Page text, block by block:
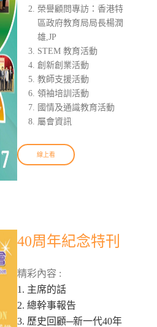
榮譽顧問專訪：香港特
區政府教育局局長楊潤
雄,JP
STEM 教育活動
創新創業活動
教師支援活動
領袖培訓活動
國情及通識教育活動
屬會資訊
線上看
40周年紀念特刊
精彩內容 :
1. 主席的話
2. 總幹事報告
3. 歷史回顧─新一代40年